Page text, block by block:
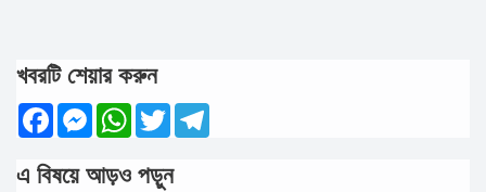
খবরটি শেয়ার করুন
FacebookMessengerWhatsApp
Twitter
এ বিষয়ে আড়ও পড়ুন